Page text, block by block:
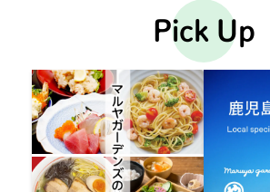
Pick Up